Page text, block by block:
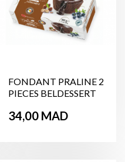
FONDANT PRALINE 2
PIECES BELDESSERT
Prix
34,00 MAD